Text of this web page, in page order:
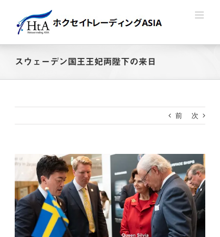
content
スウェーデン国王王妃両陛下の来日
前 次